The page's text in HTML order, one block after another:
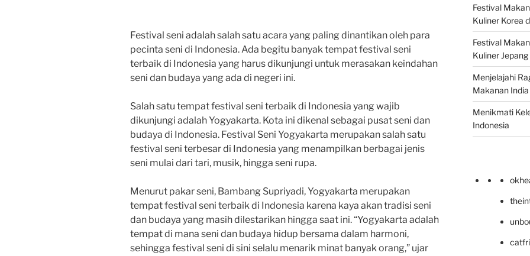
Festival seni adalah salah satu acara yang paling dinantikan oleh para
pecinta seni di Indonesia. Ada begitu banyak tempat festival seni
terbaik di Indonesia yang harus dikunjungi untuk merasakan keindahan
seni dan budaya yang ada di negeri ini.
Salah satu tempat festival seni terbaik di Indonesia yang wajib
dikunjungi adalah Yogyakarta. Kota ini dikenal sebagai pusat seni dan
budaya di Indonesia. Festival Seni Yogyakarta merupakan salah satu
festival seni terbesar di Indonesia yang menampilkan berbagai jenis
seni mulai dari tari, musik, hingga seni rupa.
Menurut pakar seni, Bambang Supriyadi, Yogyakarta merupakan
tempat festival seni terbaik di Indonesia karena kaya akan tradisi seni
dan budaya yang masih dilestarikan hingga saat ini. “Yogyakarta adalah
tempat di mana seni dan budaya hidup bersama dalam harmoni,
sehingga festival seni di sini selalu menarik minat banyak orang,” ujar
Festival
Kuliner Korea
Festival
Kuliner
Menjelajahi
Makanan
Menikmati
Indonesia